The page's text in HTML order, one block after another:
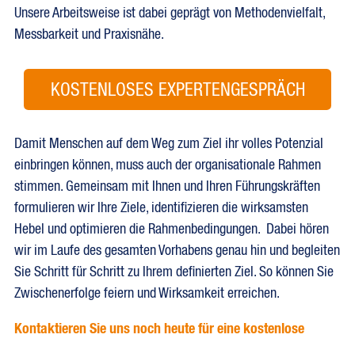
Unsere Arbeitsweise ist dabei geprägt von Methodenvielfalt,
Messbarkeit und Praxisnähe.
KOSTENLOSES EXPERTENGESPRÄCH
Damit Menschen auf dem Weg zum Ziel ihr volles Potenzial
einbringen können, muss auch der organisationale Rahmen
stimmen. Gemeinsam mit Ihnen und Ihren Führungskräften
formulieren wir Ihre Ziele, identifizieren die wirksamsten
Hebel und optimieren die Rahmenbedingungen. Dabei hören
wir im Laufe des gesamten Vorhabens genau hin und begleiten
Sie Schritt für Schritt zu Ihrem definierten Ziel. So können Sie
Zwischenerfolge feiern und Wirksamkeit erreichen.
Kontaktieren Sie uns noch heute für eine kostenlose